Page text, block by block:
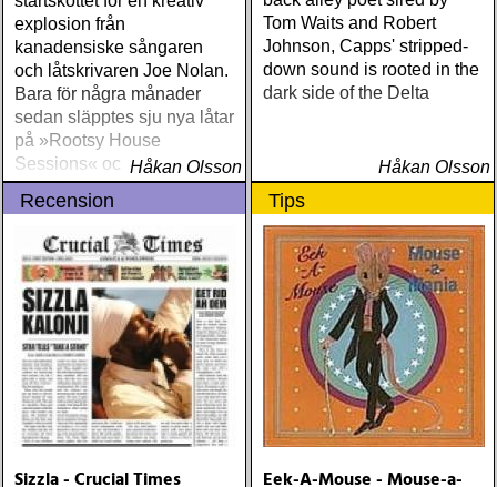
explosion från
kanadensiske sångaren
och låtskrivaren Joe Nolan.
Bara för några månader
sedan släpptes sju nya låtar
på »Rootsy House
Sessions« och nu är det
dags för nya albumet
»Drifters«
Håkan Olsson
Tom Waits and Robert
Johnson, Capps' stripped-
down sound is rooted in the
dark side of the Delta
Håkan Olsson
Recension
Sizzla - Crucial Times
Tips
Eek-A-Mouse - Mouse-a-